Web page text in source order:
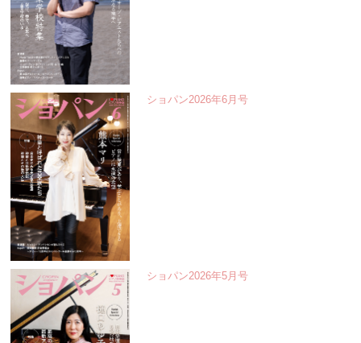
ショパン2026年6月号
ショパン2026年5月号